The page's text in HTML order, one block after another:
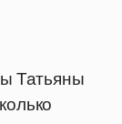
Татьяны